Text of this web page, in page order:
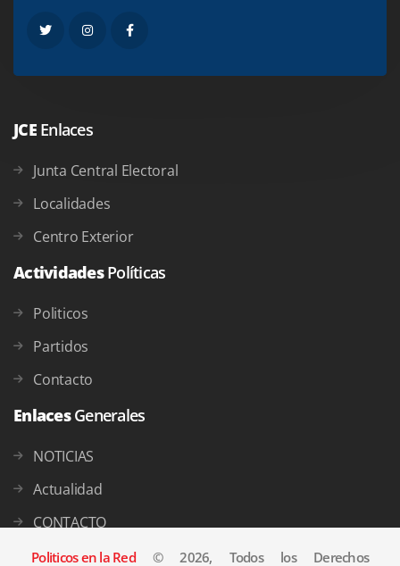
JCE Enlaces
Junta Central Electoral
Localidades
Centro Exterior
ActividadesPolíticas
Politicos
Partidos
Contacto
EnlacesGenerales
NOTICIAS
Actualidad
CONTACTO
Politicos en la Red© 2026, Todos los Derechos